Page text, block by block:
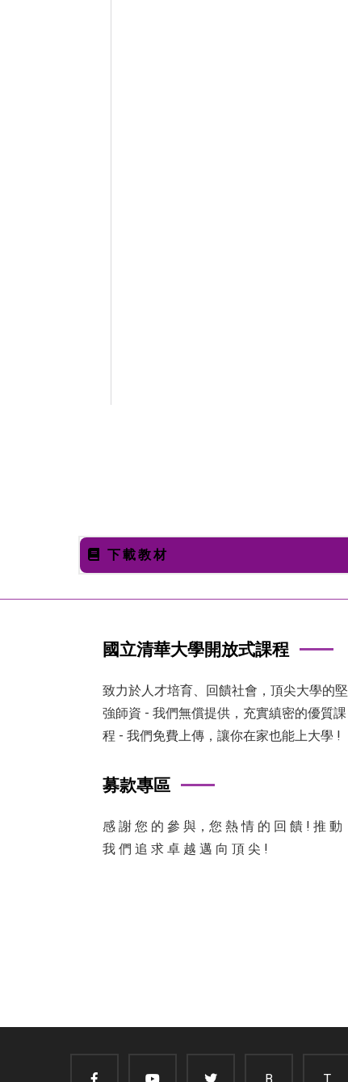
下載教材
國立清華大學開放式課程
致力於人才培育、回饋社會，頂尖大學的堅
強師資 - 我們無償提供，充實縝密的優質課
程 - 我們免費上傳，讓你在家也能上大學 !
募款專區
感 謝 您 的 參 與，您 熱 情 的 回 饋 ! 推 動
我 們 追 求 卓 越 邁 向 頂 尖 !